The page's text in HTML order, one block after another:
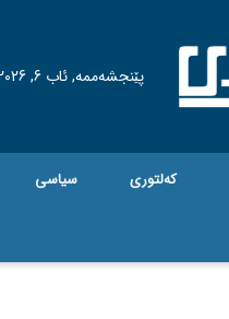
پێنجشەممە, ئاب 6, 2026
کەلتوری سیاسی